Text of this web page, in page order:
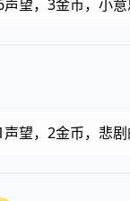
望，3金币，小意
望，2金币，悲